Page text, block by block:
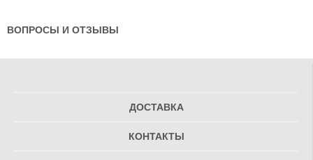
ВОПРОСЫ И ОТЗЫВЫ
ДОСТАВКА
КОНТАКТЫ